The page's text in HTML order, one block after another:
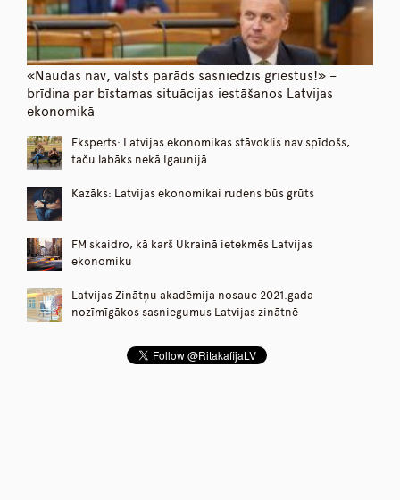
«Naudas nav, valsts parāds sasniedzis griestus!» –
brīdina par bīstamas situācijas iestāšanos Latvijas
ekonomikā
Eksperts: Latvijas ekonomikas stāvoklis nav spīdošs,
taču labāks nekā Igaunijā
Kazāks: Latvijas ekonomikai rudens būs grūts
FM skaidro, kā karš Ukrainā ietekmēs Latvijas
ekonomiku
Latvijas Zinātņu akadēmija nosauc 2021.gada
nozīmīgākos sasniegumus Latvijas zinātnē